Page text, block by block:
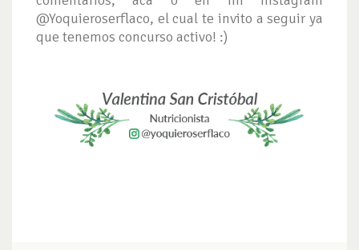
@Yoquieroserflaco, el cual te invito a seguir ya
que tenemos concurso activo! :)